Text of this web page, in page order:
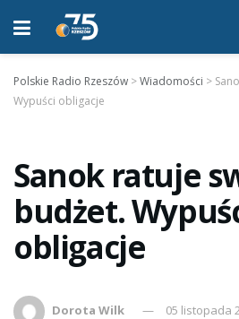
Polskie Radio Rzeszów >Wiadomości >
Wypuści obligacje
Sanok ratuje
budżet.
obligacje
Dorota Wilk
05 listopada